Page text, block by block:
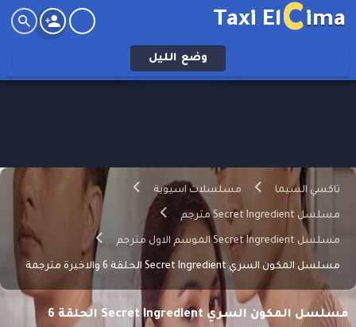
Taxi ElCima
وضع الليل
تاكسي السيما مسلسلات اسيوية
مسلسل Secret Ingredient مترجم
مسلسل Secret Ingredient الموسم الاول مترجم
مسلسل المكون السري Secret Ingredient الحلقة 6 والاخيرة مترجمة
مسلسل المكون السري Secret Ingredient الحلقة 6